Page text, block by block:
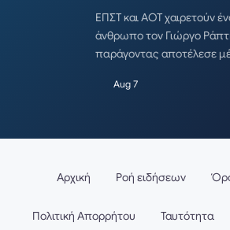
ΕΠΣΤ και ΑΟΤ χαιρετούν
άνθρωπο τον Γιώργο
παράγοντας αποτέλεσε
Aug 7
Αρχική Ροή ειδήσεων
Πολιτική Απορρήτου Ταυτότητα